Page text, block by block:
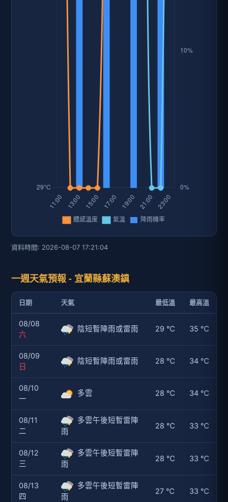
資料時間: 2026-08-07 17:21:04
一週天氣預報 - 宜蘭縣蘇澳鎮
日期 天氣 最低溫 最高溫
08/08
六
陰短暫陣雨或雷雨 29 ℃ 35 ℃
08/09
日
陰短暫陣雨或雷雨 28 ℃ 34 ℃
08/10
一
多雲 28 ℃ 34 ℃
08/11
二
多雲午後短暫雷陣
雨
28 ℃ 33 ℃
08/12
三
多雲午後短暫雷陣
雨
28 ℃ 33 ℃
08/13
四
多雲午後短暫雷陣
雨
27 ℃ 33 ℃